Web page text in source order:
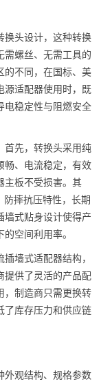
换头设计，这种转换
需螺丝、无需工具的
的不同，在国标、美
源适配器使用时，既
电稳定性与阻燃安全
首先，转换头采用纯
畅、电流稳定，有效
主板不受损害。其
摔抗压特性，长期
墙式贴身设计使得产
空间利用率。
墙式适配器结构，
提供了灵活的产品配
，制造商只需更换转
了库存压力和供应链
外观结构、规格参数